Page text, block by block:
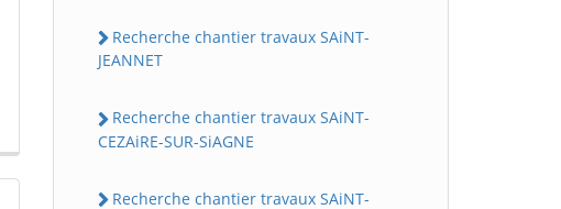
Recherche chantier travaux SAiNT-
JEANNET
Recherche chantier travaux SAiNT-
CEZAiRE-SUR-SiAGNE
Recherche chantier travaux SAiNT-